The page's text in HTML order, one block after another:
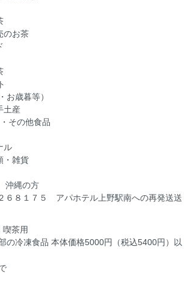
のお茶
お歳暮等）
土産
その他食品
ル
・雑貨
縄の方
６８１７５ アパホテル上野駅南への再発送送